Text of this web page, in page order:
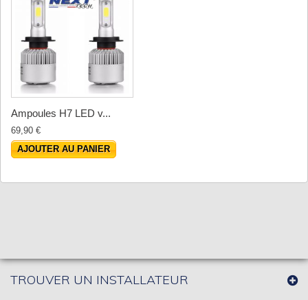
Ampoules H7 LED v...
69,90 €
AJOUTER AU PANIER
TROUVER UN INSTALLATEUR